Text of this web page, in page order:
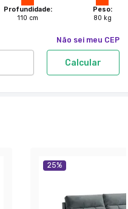
Profundidade:
110 cm
Peso:
80 kg
Não sei meu CEP
Calcular
25%